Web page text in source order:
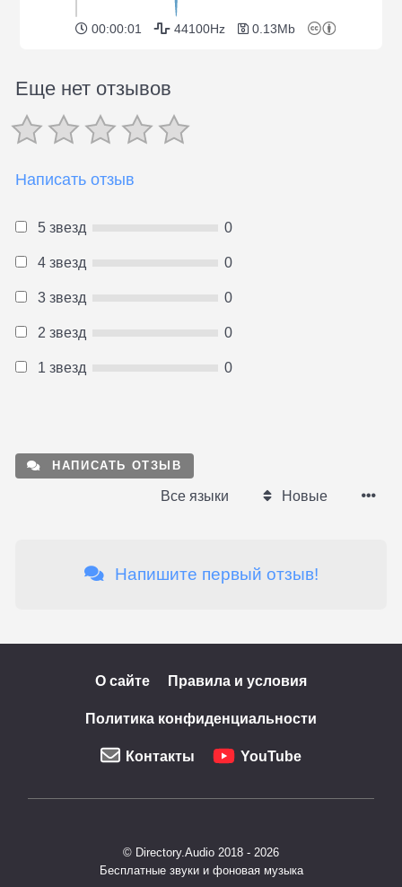
00:00:01 44100Hz 0.13Mb
Еще нет отзывов
Написать отзыв
5 звезд 0
4 звезд 0
3 звезд 0
2 звезд 0
1 звезд 0
НАПИСАТЬ ОТЗЫВ
Все языки Новые
Напишите первый отзыв!
О сайте Правила и условия
Политика конфиденциальности
Контакты YouTube
© Directory.Audio 2018 - 2026
Бесплатные звуки и фоновая музыка